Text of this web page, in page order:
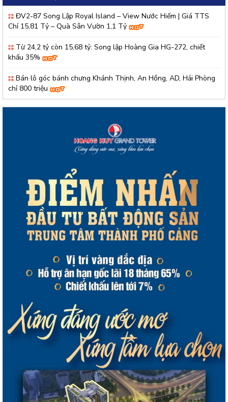
ĐV2-87 Song Lập Royal Island – View Nước Hiếm | Giá TTS
Chỉ 15,81 Tỷ – Quà Sân Vườn 1,1 Tỷ
Từ 24,2 tỷ còn 15,68 tỷ: Song lập Hoàng Gia HG-272, chiết
khấu 35%
Bán lô góc bánh chưng Khánh Thịnh, An Hồng, AD, Hải Phòng
chỉ 800 triệu